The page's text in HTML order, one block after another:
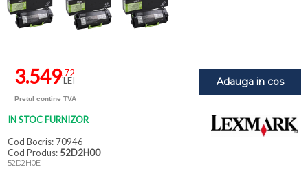
Adauga in cos
3.549,72
LEI
Pretul contine TVA
IN STOC FURNIZOR
Cod Bocris: 70946
Cod Produs: 52D2H00
52D2H0E